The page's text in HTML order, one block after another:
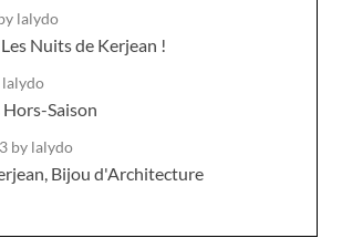
lalydo
Nuits de Kerjean !
lalydo
Saison
by lalydo
Bijou d'Architecture